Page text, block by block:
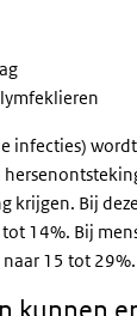
infecties)
krijgen. Bij
14%. Bij
15 tot 29%.
kunnen